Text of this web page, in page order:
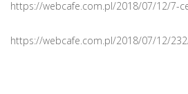
https://webcafe.com.pl/2018/07/12/7-
https://webcafe.com.pl/2018/07/12/